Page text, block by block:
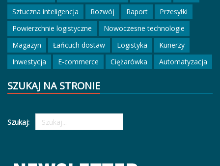
Sztuczna inteligencja
Rozwój Raport
Przesyłki
Powierzchnie logistyczne
Nowoczesne technologie
Magazyn
Łańcuch dostaw Logistyka
Kurierzy
Inwestycja
E-commerce Ciężarówka Automatyzacja
SZUKAJ NA STRONIE
Szukaj: